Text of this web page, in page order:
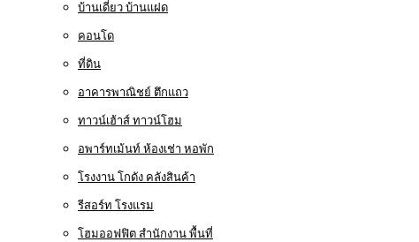
บ้านเดี่ยว บ้านแฝด
คอนโด
ที่ดิน
อาคารพาณิชย์ ตึกแถว
ทาวน์เฮ้าส์ ทาวน์โฮม
อพาร์ทเม้นท์ ห้องเช่า หอพัก
โรงงาน โกดัง คลังสินค้า
รีสอร์ท โรงแรม
โฮมออฟฟิต สำนักงาน พื้นที่